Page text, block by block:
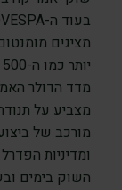
מציגים
מצביע על
מורכב של
ומדיניות
השוק בימים